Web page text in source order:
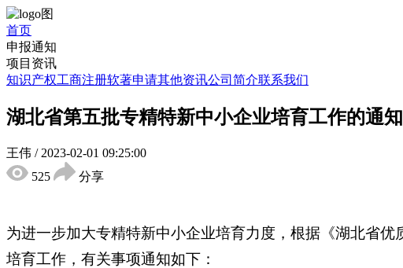
首页
申报通知
项目资讯
知识产权工商注册软著申请其他资讯公司简介联系我们
湖北省第五批专精特新中小企业培育工作的通知
王伟 / 2023-02-01 09:25:00
525
分享
为进一步加大专精特新中小企业培育力度，根据《湖北省
培育工作，有关事项通知如下：